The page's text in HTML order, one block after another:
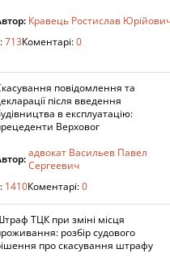
Кравець Ростислав
713Коментарі:0
повідомлення та
після введення
в експлуатацію:
Верховог
адвокат Васильев Павел
Сергеевич
1410Коментарі:0
ТЦК при зміні місця
розбір судового
про скасування штрафу